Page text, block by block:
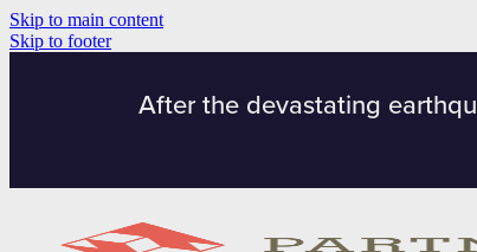
Skip to main content
Skip to footer
After the devastating